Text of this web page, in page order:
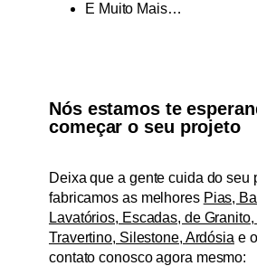
E Muito Mais…
Nós estamos te
começar o seu projeto
Deixa que a gente cuida do seu
fabricamos as melhores Pias,
Lavatórios, Escadas, de
Travertino, Silestone, Ardósia e
contato conosco agora mesmo: